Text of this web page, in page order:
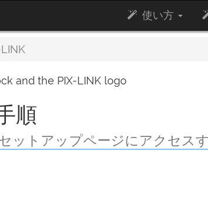
使い方
順
ットアップページにアクセス